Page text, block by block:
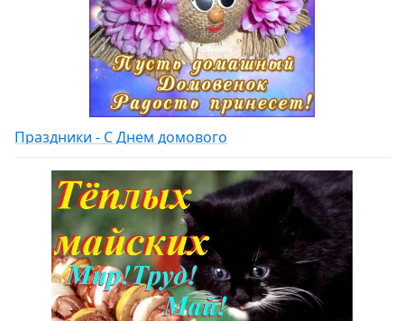
Праздники - С Днем домового